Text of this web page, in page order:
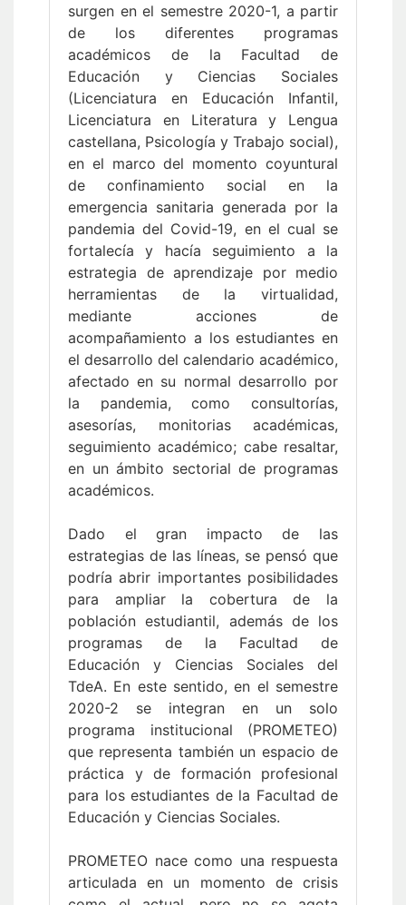
surgen en el semestre 2020-1, a partir
de los diferentes programas
académicos de la Facultad de
Educación y Ciencias Sociales
(Licenciatura en Educación Infantil,
Licenciatura en Literatura y Lengua
castellana, Psicología y Trabajo social),
en el marco del momento coyuntural
de confinamiento social en la
emergencia sanitaria generada por la
pandemia del Covid-19, en el cual se
fortalecía y hacía seguimiento a la
estrategia de aprendizaje por medio
herramientas de la virtualidad,
mediante acciones de
acompañamiento a los estudiantes en
el desarrollo del calendario académico,
afectado en su normal desarrollo por
la pandemia, como consultorías,
asesorías, monitorias académicas,
seguimiento académico; cabe resaltar,
en un ámbito sectorial de programas
académicos.
Dado el gran impacto de las
estrategias de las líneas, se pensó que
podría abrir importantes posibilidades
para ampliar la cobertura de la
población estudiantil, además de los
programas de la Facultad de
Educación y Ciencias Sociales del
TdeA. En este sentido, en el semestre
2020-2 se integran en un solo
programa institucional (PROMETEO)
que representa también un espacio de
práctica y de formación profesional
para los estudiantes de la Facultad de
Educación y Ciencias Sociales.
PROMETEO nace como una respuesta
articulada en un momento de crisis